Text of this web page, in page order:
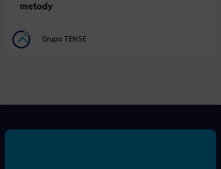
metody
Grupa TENSE